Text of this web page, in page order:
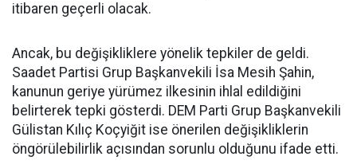
itibaren geçerli olacak.
Ancak, bu değişikliklere yönelik tepkiler de geldi.
Saadet Partisi Grup Başkanvekili İsa Mesih Şahin,
kanunun geriye yürümez ilkesinin ihlal edildiğini
belirterek tepki gösterdi. DEM Parti Grup Başkanvekili
Gülistan Kılıç Koçyiğit ise önerilen değişikliklerin
öngörülebilirlik açısından sorunlu olduğunu ifade etti.